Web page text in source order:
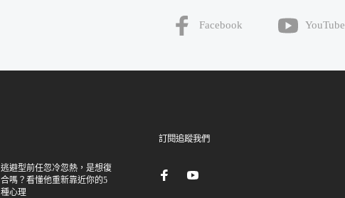
Facebook YouTube
逃避型前任忽冷忽熱，是想復
合嗎？看懂他重新靠近你的5
種心理
訂閱追蹤我們